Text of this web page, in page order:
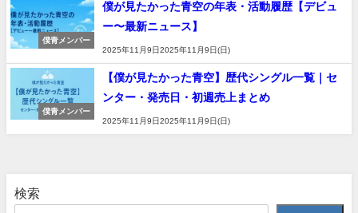
僕青メンバー
僕が見たかった青空の年表・活動履歴【デビュ
ー〜最新ニュース】
2025年11月9日2025年11月9日(日)
僕青メンバー
【僕が見たかった青空】歴代シングル一覧｜セ
ンター・発売日・初週売上まとめ
2025年11月9日2025年11月9日(日)
検索